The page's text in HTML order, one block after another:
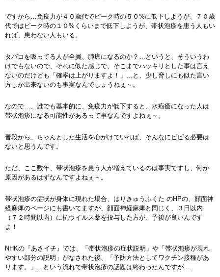
ですから…免疫力が４０歳代でピーク時の５０%に低下しようが、７０歳
代ではピーク時の１０%くらいまで低下しようが、帯状泡疹を患う人もい
れば、患わない人もいる。
タバコを吸ってる人が全員、肺癌になるのか？…というと、そういうわ
けでもないので、それに似た感じで、そこまでハッキリとした事は言え
ないのだけども「確率は上がりますよ！」…と、少し脅しにも似た言い
方しか出来ないのも事実なんでしょうねぇ～。
なので…、誰でも基本的に、免疫力が低下すると、水疱瘡になった人は
帯状泡疹になる可能性があるって事なんですよねぇ～。
普段から、ちゃんとした生活を心がけていれば、そんなにビビる必要は
ないと思うんです。
ただ、ここ数年、帯状泡疹を患う人が増えているのは事実ですし、何か
原因があるはずなんですよねぇ～。
帯状泡疹の症状が身体に現れた場合、はりきゅうふくた のHPの、顔面神
経麻痺のページにも書いてますが、顔面神経麻痺と同じく、３日以内
（７２時間以内）に抗ウイルス薬を投与した方が、予後が良いんです
よ！
NHKの『あさイチ』では、「帯状泡疹の症状説明」や「帯状泡疹が現れ
やすい部分の説明」がなされた後、「予防方法としてワクチン接種があ
ります。」…という流れで帯状泡疹の話題は終わったんですが…